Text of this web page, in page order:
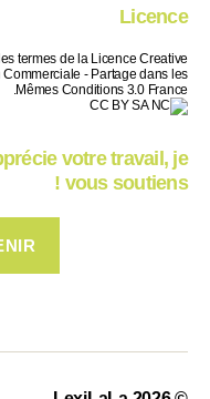
Licence
termes de la Licence Creative
Commerciale - Partage dans les
Mêmes Conditions 3.0 France.
votre travail, je
vous soutiens !